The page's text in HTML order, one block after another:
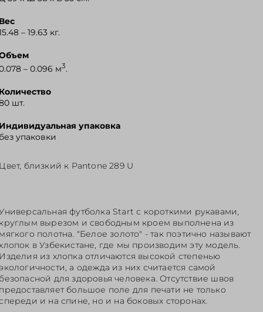
– 19.63 кг.
– 0.096 м3.
шт.
упаковка
упаковки
близкий к Pantone 289 U
футболка Start с короткими рукавами,
вырезом и свободным кроем выполнена из
полотна. "Белое золото" - так поэтично называют
в Узбекистане, где мы производим эту модель.
из хлопка отличаются высокой степенью
а одежда из них считается самой
для здоровья человека. Отсутствие швов
большое поле для печати не только
и на спине, но и на боковых сторонах.